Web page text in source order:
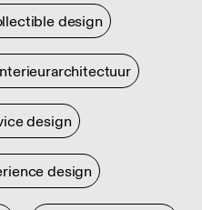
design
design
design